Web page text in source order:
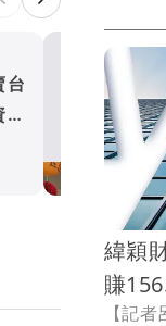
台
營業利
期新高
（Non-
匯回所
EPS為
緯穎
賺
【記